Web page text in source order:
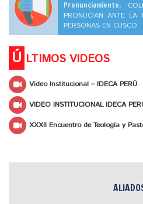
Pronunciamiento:
PRONUCIAN ANTE LA
PERSONAS EN CUSCO
Ú LTIMOS VIDEOS
Video Institucional – IDECA PERÚ
VIDEO INSTITUCIONAL IDECA
XXXII Encuentro de Teología y